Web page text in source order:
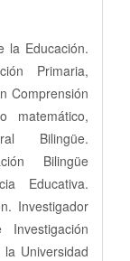
la Educación.
Primaria,
Comprensión
matemático,
Bilingüe.
Bilingüe
Educativa.
Investigador
la Universidad